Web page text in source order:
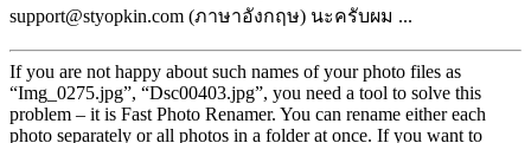
support@styopkin.com (ภาษาอังกฤษ) นะครับผม ...
If you are not happy about such names of your photo files as
“Img_0275.jpg”, “Dsc00403.jpg”, you need a tool to solve this
problem – it is Fast Photo Renamer. You can rename either each
photo separately or all photos in a folder at once. If you want to